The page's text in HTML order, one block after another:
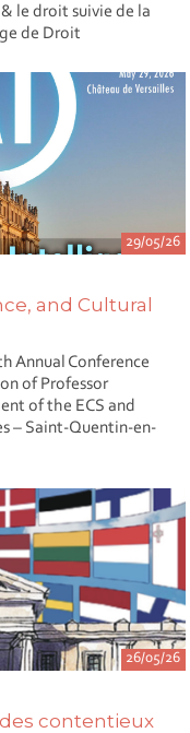
le droit suivie de la
de Droit
29/05/26
and Cultural
Annual Conference
of Professor
of the ECS and
– Saint-Quentin-en-
26/05/26
contentieux